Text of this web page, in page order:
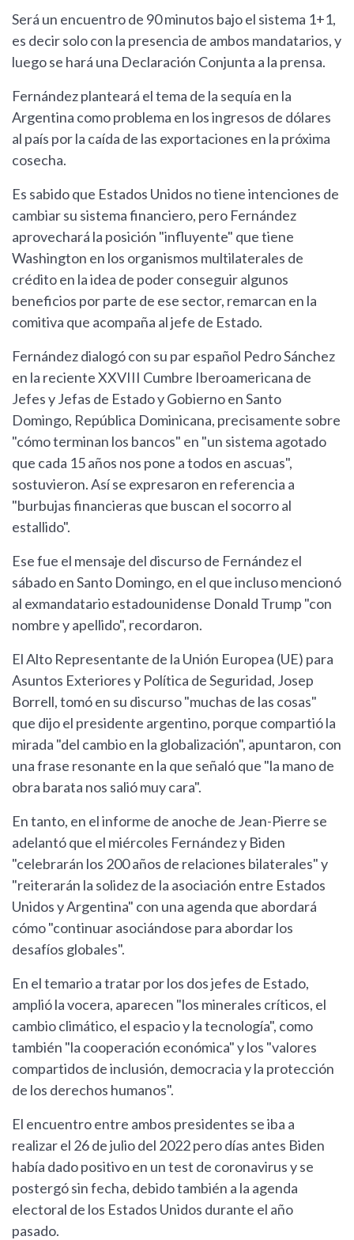
Será un encuentro de 90 minutos bajo el sistema 1+1,
es decir solo con la presencia de ambos mandatarios, y
luego se hará una Declaración Conjunta a la prensa.
Fernández planteará el tema de la sequía en la
Argentina como problema en los ingresos de dólares
al país por la caída de las exportaciones en la próxima
cosecha.
Es sabido que Estados Unidos no tiene intenciones de
cambiar su sistema financiero, pero Fernández
aprovechará la posición "influyente" que tiene
Washington en los organismos multilaterales de
crédito en la idea de poder conseguir algunos
beneficios por parte de ese sector, remarcan en la
comitiva que acompaña al jefe de Estado.
Fernández dialogó con su par español Pedro Sánchez
en la reciente XXVIII Cumbre Iberoamericana de
Jefes y Jefas de Estado y Gobierno en Santo
Domingo, República Dominicana, precisamente sobre
"cómo terminan los bancos" en "un sistema agotado
que cada 15 años nos pone a todos en ascuas",
sostuvieron. Así se expresaron en referencia a
"burbujas financieras que buscan el socorro al
estallido".
Ese fue el mensaje del discurso de Fernández el
sábado en Santo Domingo, en el que incluso mencionó
al exmandatario estadounidense Donald Trump "con
nombre y apellido", recordaron.
El Alto Representante de la Unión Europea (UE) para
Asuntos Exteriores y Política de Seguridad, Josep
Borrell, tomó en su discurso "muchas de las cosas"
que dijo el presidente argentino, porque compartió la
mirada "del cambio en la globalización", apuntaron, con
una frase resonante en la que señaló que "la mano de
obra barata nos salió muy cara".
En tanto, en el informe de anoche de Jean-Pierre se
adelantó que el miércoles Fernández y Biden
"celebrarán los 200 años de relaciones bilaterales" y
"reiterarán la solidez de la asociación entre Estados
Unidos y Argentina" con una agenda que abordará
cómo "continuar asociándose para abordar los
desafíos globales".
En el temario a tratar por los dos jefes de Estado,
amplió la vocera, aparecen "los minerales críticos, el
cambio climático, el espacio y la tecnología", como
también "la cooperación económica" y los "valores
compartidos de inclusión, democracia y la protección
de los derechos humanos".
El encuentro entre ambos presidentes se iba a
realizar el 26 de julio del 2022 pero días antes Biden
había dado positivo en un test de coronavirus y se
postergó sin fecha, debido también a la agenda
electoral de los Estados Unidos durante el año
pasado.